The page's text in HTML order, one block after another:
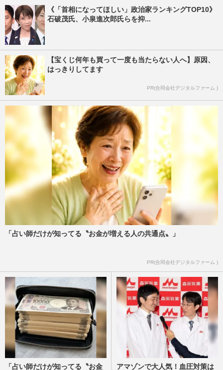
《「首相になってほしい」政治家ランキングTOP10》
石破茂氏、小泉進次郎氏らを抑...
【宝くじ何年も買って一度も当たらない人へ】原因、
はっきりしてます
PR(合同会社デジタルファーム )
「占い師だけが知ってる〝お金が増える人の共通点〟」
PR(合同会社デジタルファーム )
「占い師だけが知ってる〝お金
アマゾンで大人気！血圧対策は